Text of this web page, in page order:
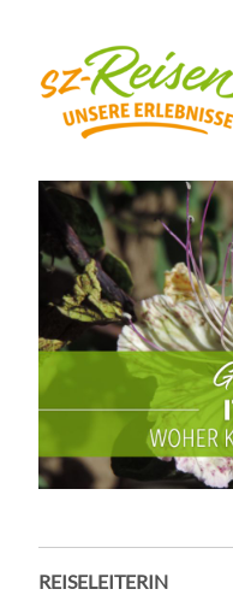
REISELEITERIN